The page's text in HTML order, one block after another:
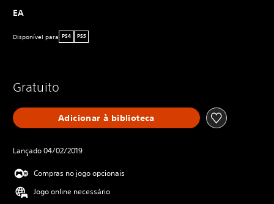
EA
Disponível para PS4 PS5
Gratuito
Adicionar à biblioteca
Lançado 04/02/2019
Compras no jogo opcionais
Jogo online necessário